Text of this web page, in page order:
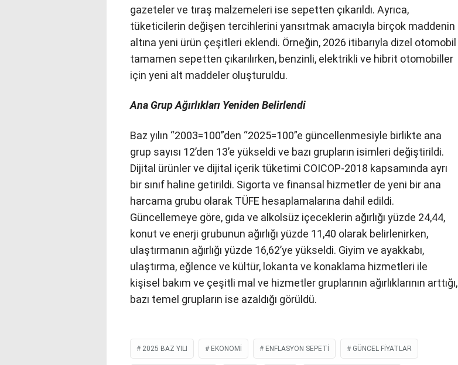
gazeteler ve tıraş malzemeleri ise sepetten çıkarıldı. Ayrıca,
tüketicilerin değişen tercihlerini yansıtmak amacıyla birçok maddenin
altına yeni ürün çeşitleri eklendi. Örneğin, 2026 itibarıyla dizel otomobil
tamamen sepetten çıkarılırken, benzinli, elektrikli ve hibrit otomobiller
için yeni alt maddeler oluşturuldu.
Ana Grup Ağırlıkları Yeniden Belirlendi
Baz yılın “2003=100”den “2025=100”e güncellenmesiyle birlikte ana
grup sayısı 12’den 13’e yükseldi ve bazı grupların isimleri değiştirildi.
Dijital ürünler ve dijital içerik tüketimi COICOP-2018 kapsamında ayrı
bir sınıf haline getirildi. Sigorta ve finansal hizmetler de yeni bir ana
harcama grubu olarak TÜFE hesaplamalarına dahil edildi.
Güncellemeye göre, gıda ve alkolsüz içeceklerin ağırlığı yüzde 24,44,
konut ve enerji grubunun ağırlığı yüzde 11,40 olarak belirlenirken,
ulaştırmanın ağırlığı yüzde 16,62’ye yükseldi. Giyim ve ayakkabı,
ulaştırma, eğlence ve kültür, lokanta ve konaklama hizmetleri ile
kişisel bakım ve çeşitli mal ve hizmetler gruplarının ağırlıklarının arttığı,
bazı temel grupların ise azaldığı görüldü.
2025 BAZ YILI EKONOMI ENFLASYON SEPETI GÜNCEL FIYATLAR